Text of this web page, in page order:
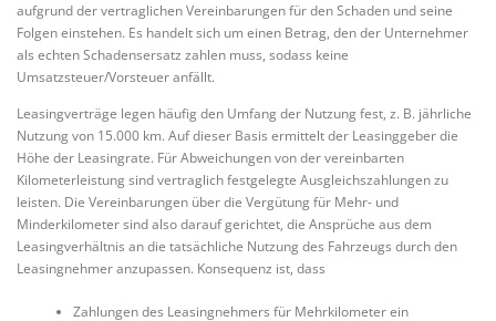
aufgrund der vertraglichen Vereinbarungen für den Schaden und seine
Folgen einstehen. Es handelt sich um einen Betrag, den der Unternehmer
als echten Schadensersatz zahlen muss, sodass keine
Umsatzsteuer/Vorsteuer anfällt.
Leasingverträge legen häufig den Umfang der Nutzung fest, z. B. jährliche
Nutzung von 15.000 km. Auf dieser Basis ermittelt der Leasinggeber die
Höhe der Leasingrate. Für Abweichungen von der vereinbarten
Kilometerleistung sind vertraglich festgelegte Ausgleichszahlungen zu
leisten. Die Vereinbarungen über die Vergütung für Mehr- und
Minderkilometer sind also darauf gerichtet, die Ansprüche aus dem
Leasingverhältnis an die tatsächliche Nutzung des Fahrzeugs durch den
Leasingnehmer anzupassen. Konsequenz ist, dass
Zahlungen des Leasingnehmers für Mehrkilometer ein